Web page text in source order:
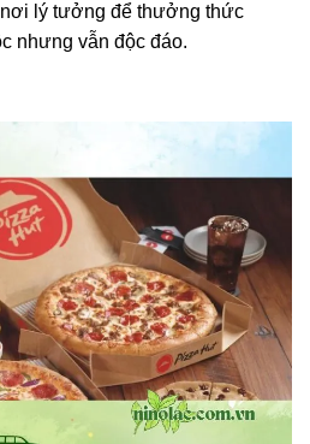
lý tưởng để thưởng thức
nhưng vẫn độc đáo.